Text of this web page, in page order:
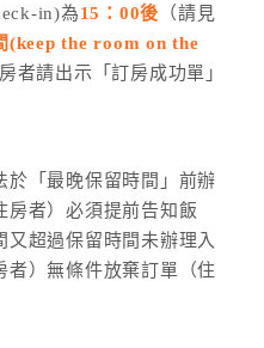
6:00
in)為15：00後 （請見
(keep the room on the
者請出示「訂房成功單」
於「最晚保留時間」前辦
房者）必須提前告知飯
超過保留時間未辦理入
者）無條件放棄訂單（住